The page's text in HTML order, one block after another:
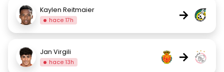
Kaylen Reitmaier
hace 17h →
Jan Virgili
hace 13h →